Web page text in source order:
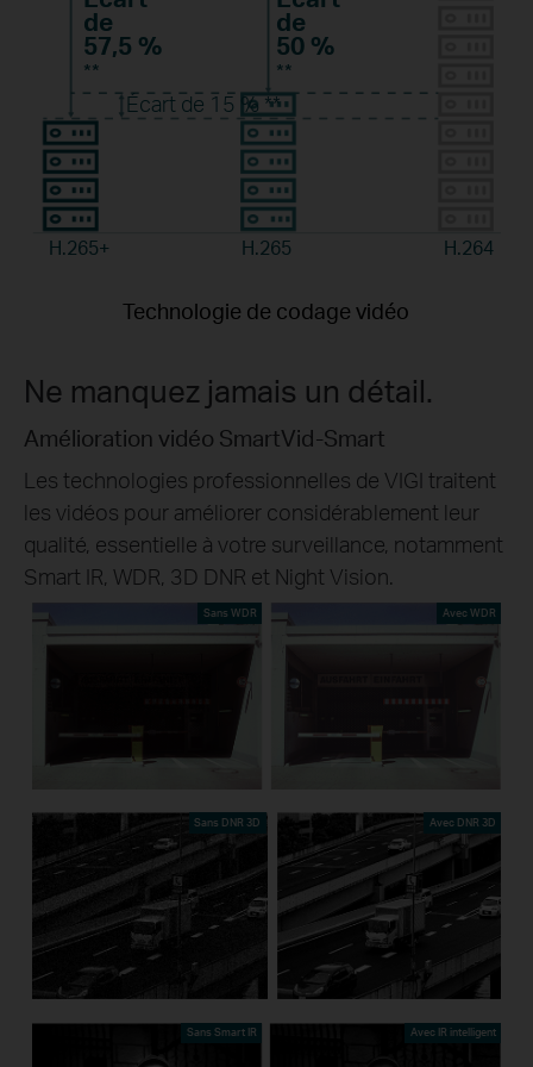
de
57,5 %
**
de
50 %
**
Écart de 15 %**
H.265+ H.265 H.264
Technologie de codage vidéo
Ne manquez jamais un détail.
Amélioration vidéo SmartVid-Smart
Les technologies professionnelles de VIGI traitent
les vidéos pour améliorer considérablement leur
qualité, essentielle à votre surveillance, notamment
Smart IR, WDR, 3D DNR et Night Vision.
Sans WDR Avec WDR
Sans DNR 3D Avec DNR 3D
Sans Smart IR Avec IR intelligent